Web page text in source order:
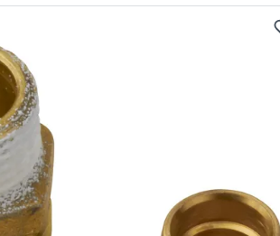
KAN DISSE VÆRE AV